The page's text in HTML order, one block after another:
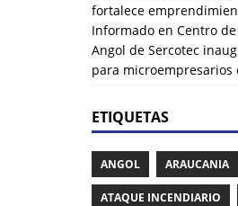
fortalece
Informadoen Centro
Angol de Sercotec
para microempresarios
ETIQUETAS
ANGOL ARAUCANIA
ATAQUE INCENDIARIO